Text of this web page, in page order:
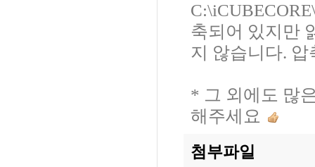
축되어 있지만
지 않습니다.
* 그 외에도 많
해주세요
첨부파일